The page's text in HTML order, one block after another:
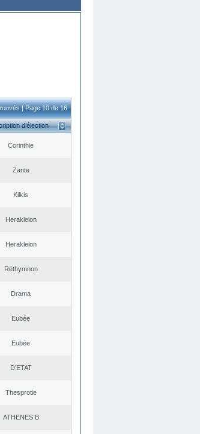
| Page 10 de 16
d’élection
Corinthie
Zante
Kilkis
Herakleion
Herakleion
Réthymnon
Drama
Eubée
Eubée
D’ETAT
Thesprotie
ATHENES Β